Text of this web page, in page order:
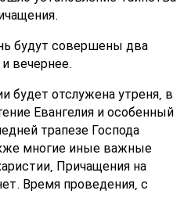
будут совершены два
вечернее.
будет отслужена утреня, в
Евангелия и особенный
трапезе Господа
многие иные важные
Причащения на
Время проведения, с